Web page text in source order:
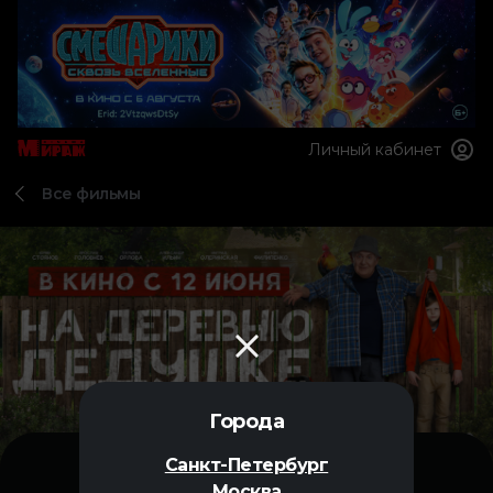
Города
Санкт-Петербург
Личный кабинет
Все фильмы